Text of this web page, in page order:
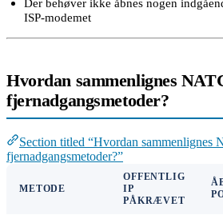
Der behøver ikke åbnes nogen
ISP-modemet
Hvordan sammenlignes
fjernadgangsmetoder?
Section titled “Hvordan sammenlignes
fjernadgangsmetoder?”
METODE
OFFENTLIG
IP
PÅKRÆVET